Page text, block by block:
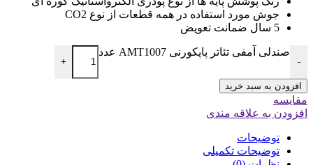
جوش مورد استفاده در همه قطعات از نوع CO2
5 سال ضمانت تعویض
-
صندلی آمفی تئاتر پاپکورنی AMT1007 عدد
+
افزودن به سبد خرید
مقایسه
افزودن به علاقه مندی
توضیحات
توضیحات تکمیلی